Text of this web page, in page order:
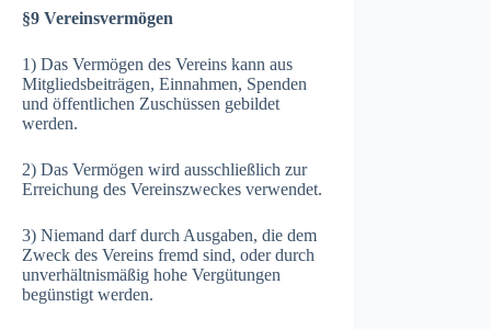
§9 Vereinsvermögen
1) Das Vermögen des Vereins kann aus
Mitgliedsbeiträgen, Einnahmen, Spenden
und öffentlichen Zuschüssen gebildet
werden.
2) Das Vermögen wird ausschließlich zur
Erreichung des Vereinszweckes verwendet.
3) Niemand darf durch Ausgaben, die dem
Zweck des Vereins fremd sind, oder durch
unverhältnismäßig hohe Vergütungen
begünstigt werden.